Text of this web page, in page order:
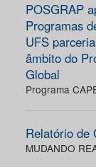
POSGRAP
Programas
UFS
âmbito do
Global
Programa
Relatório de
MUDANDO